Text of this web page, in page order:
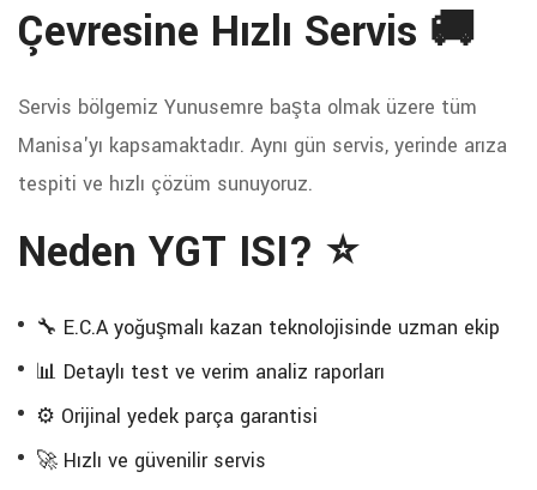
Çevresine Hızlı Servis 🚚
Servis bölgemiz Yunusemre başta olmak üzere tüm
Manisa'yı kapsamaktadır. Aynı gün servis, yerinde arıza
tespiti ve hızlı çözüm sunuyoruz.
Neden YGT ISI? ⭐
🔧 E.C.A yoğuşmalı kazan teknolojisinde uzman ekip
📊 Detaylı test ve verim analiz raporları
⚙️ Orijinal yedek parça garantisi
🚀 Hızlı ve güvenilir servis